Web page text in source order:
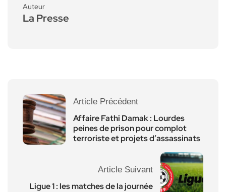
Auteur
La Presse
Article Précédent
Affaire Fathi Damak : Lourdes
peines de prison pour complot
terroriste et projets d’assassinats
Article Suivant
Ligue 1 : les matches de la journée